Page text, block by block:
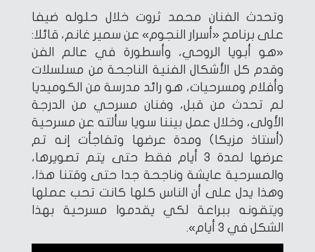
وتحدث الفنان محمد ثروت خلال حلوله ضيفا
على برنامج «أسرار النجوم» عن سمير غانم، قائلا:
«هو أبويا الروحي، وأسطورة في عالم الفن
وقدم كل الأشكال الفنية الناجحة من مسلسلات
وأفلام ومسرحيات، هو رائد مدرسة من الكوميديا
لم تحدث من قبل، وفنان مسرحي من الدرجة
الأولى، وخلال عمل بيننا سويا سألته عن مسرحية
(أستاذ مزيكا) ومدة عرضها وتفاجأت إنه تم
عرضها لمدة 3 أيام فقط حتى يتم تصويرها،
والمسرحية عايشة وناجحة جدا حتى وقتنا هذا،
وهذا يدل على أن الناس كلها كانت تحب عملها
ويتقونه ببراعة لكي يقدموا مسرحية بهذا
الشكل في 3 أيام».